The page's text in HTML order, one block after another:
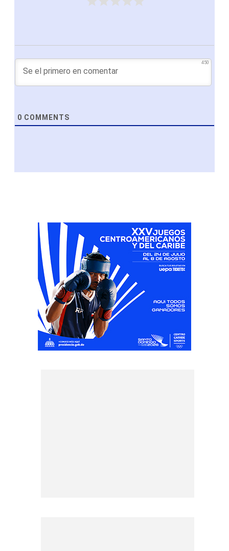
450
0 COMMENTS